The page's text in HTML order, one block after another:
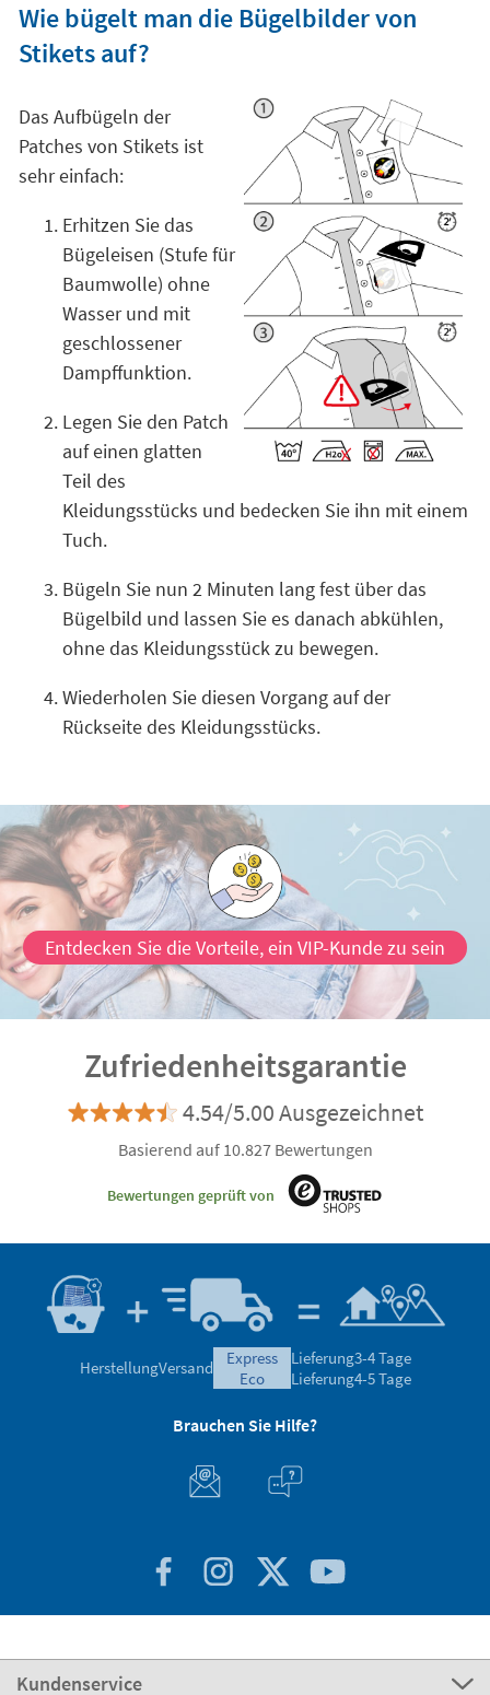
Wie bügelt man die Bügelbilder von
Stikets auf?
Das Aufbügeln der
Patches von Stikets ist
sehr einfach:
Erhitzen Sie das
Bügeleisen (Stufe für
Baumwolle) ohne
Wasser und mit
geschlossener
Dampffunktion.
Legen Sie den Patch
auf einen glatten
Teil des
Kleidungsstücks und bedecken Sie ihn mit einem
Tuch.
Bügeln Sie nun 2 Minuten lang fest über das
Bügelbild und lassen Sie es danach abkühlen,
ohne das Kleidungsstück zu bewegen.
Wiederholen Sie diesen Vorgang auf der
Rückseite des Kleidungsstücks.
Entdecken Sie die Vorteile, ein VIP-Kunde zu sein
Zufriedenheitsgarantie
4.54/5.00 Ausgezeichnet
Basierend auf 10.827 Bewertungen
Bewertungen geprüft von
HerstellungVersand
express
eco
Lieferung3-4 Tage
Lieferung4-5 Tage
Brauchen Sie Hilfe?
Kundenservice